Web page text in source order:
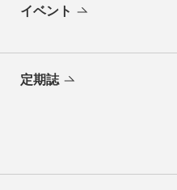
イベント
定期誌